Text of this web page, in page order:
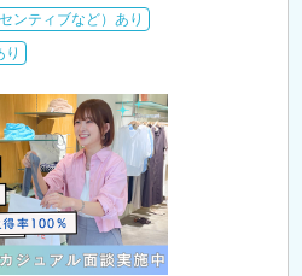
ンティブなど）あり
り